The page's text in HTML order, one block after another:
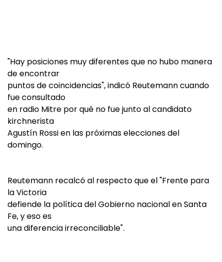
"Hay posiciones muy diferentes que no hubo manera
de encontrar
puntos de coincidencias", indicó Reutemann cuando
fue consultado
en radio Mitre por qué no fue junto al candidato
kirchnerista
Agustín Rossi en las próximas elecciones del
domingo.
Reutemann recalcó al respecto que el "Frente para
la Victoria
defiende la política del Gobierno nacional en Santa
Fe, y eso es
una diferencia irreconciliable".